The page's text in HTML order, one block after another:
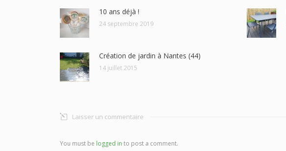
10 ans déjà !
24 septembre 2019
Création de jardin à Nantes (44)
14 juillet 2015
Laisser un commentaire
You must be logged in to post a comment.